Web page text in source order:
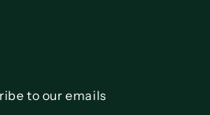
to our emails